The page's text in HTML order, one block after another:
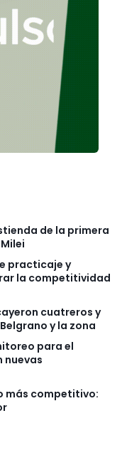
de la primera
practicaje y
la competitividad
cuatreros y
y la zona
para el
nuevas
más competitivo: